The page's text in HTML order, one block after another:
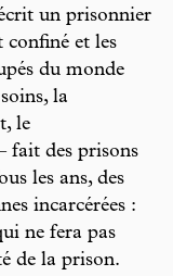
un prisonnier
confiné et les
du monde
la
le
fait des prisons
les ans, des
incarcérées :
ne fera pas
de la prison.